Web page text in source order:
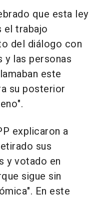
que esta ley
el trabajo
del diálogo con
y las personas
este
su posterior
explicaron a
sus
y votado en
sigue sin
En este